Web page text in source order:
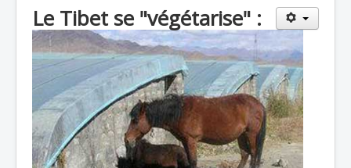
Le Tibet se "végétarise" :